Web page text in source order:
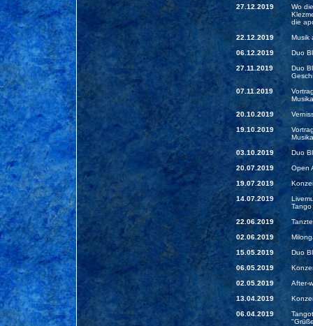
27.12.2019
Wo
die
22.12.2019
Musik
06.12.2019
Duo
27.11.2019
Duo
07.11.2019
20.10.2019
19.10.2019
03.10.2019
Duo
20.07.2019
Open
19.07.2019
14.07.2019
22.06.2019
02.06.2019
15.05.2019
Duo
06.05.2019
02.05.2019
After-
13.04.2019
06.04.2019